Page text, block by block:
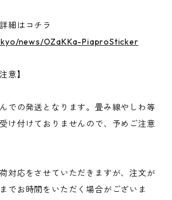
細はコチラ
news/OZaKKa-PiaproSticker
意】
での発送となります。畳み線やしわ等
け付けておりませんので、予めご注意
対応をさせていただきますが、注文が
でお時間をいただく場合がございま